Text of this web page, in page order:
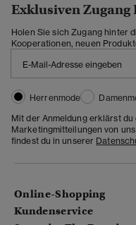
Exklusiven Zugang
Holen Sie sich Zugang hinter
Kooperationen, neuen
Herrenmode
Mit der Anmeldung erklärst
Marketingmitteilungen von
findest du in unserer
Online-Shopping
Kundenservice